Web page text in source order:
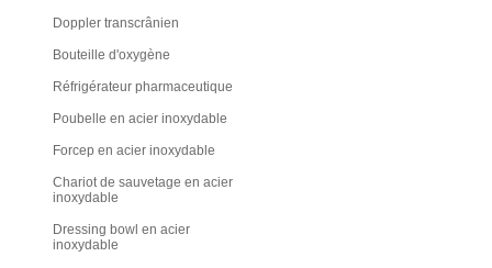
Doppler transcrânien
Bouteille d'oxygène
Réfrigérateur pharmaceutique
Poubelle en acier inoxydable
Forcep en acier inoxydable
Chariot de sauvetage en acier
inoxydable
Dressing bowl en acier
inoxydable